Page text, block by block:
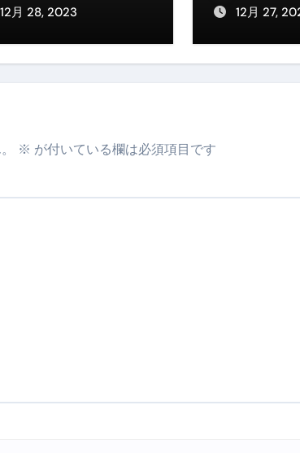
攻略”｜シンサレート・羽毛・人工羽毛・調温
付き・筋力アシスト・ツイスト・天然木まで徹
― 正しく知ることが、最大の感染対策になる ―
飲むミスト（IN MIST）とは何か──「飲む」と
来を彩る方法――「ただのイベント」を一生の思
ド｜スマホ対応・防寒・撥水・作業用（ニトリ
：高級クリッパー・ニッパー・電動まで、硬い
ズワイ・タラバ・ポーション・カット済みの選
らしが生んだ“完成された保存食文化”
12月 28, 2023
12月 27,
※ が付いている欄は必須項目です